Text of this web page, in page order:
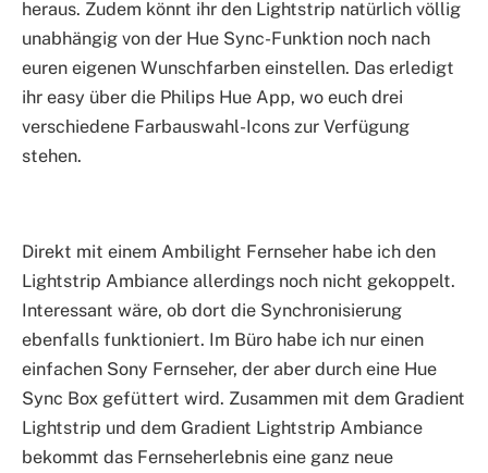
heraus. Zudem könnt ihr den Lightstrip natürlich völlig
unabhängig von der Hue Sync-Funktion noch nach
euren eigenen Wunschfarben einstellen. Das erledigt
ihr easy über die Philips Hue App, wo euch drei
verschiedene Farbauswahl-Icons zur Verfügung
stehen.
Direkt mit einem Ambilight Fernseher habe ich den
Lightstrip Ambiance allerdings noch nicht gekoppelt.
Interessant wäre, ob dort die Synchronisierung
ebenfalls funktioniert. Im Büro habe ich nur einen
einfachen Sony Fernseher, der aber durch eine Hue
Sync Box gefüttert wird. Zusammen mit dem Gradient
Lightstrip und dem Gradient Lightstrip Ambiance
bekommt das Fernseherlebnis eine ganz neue